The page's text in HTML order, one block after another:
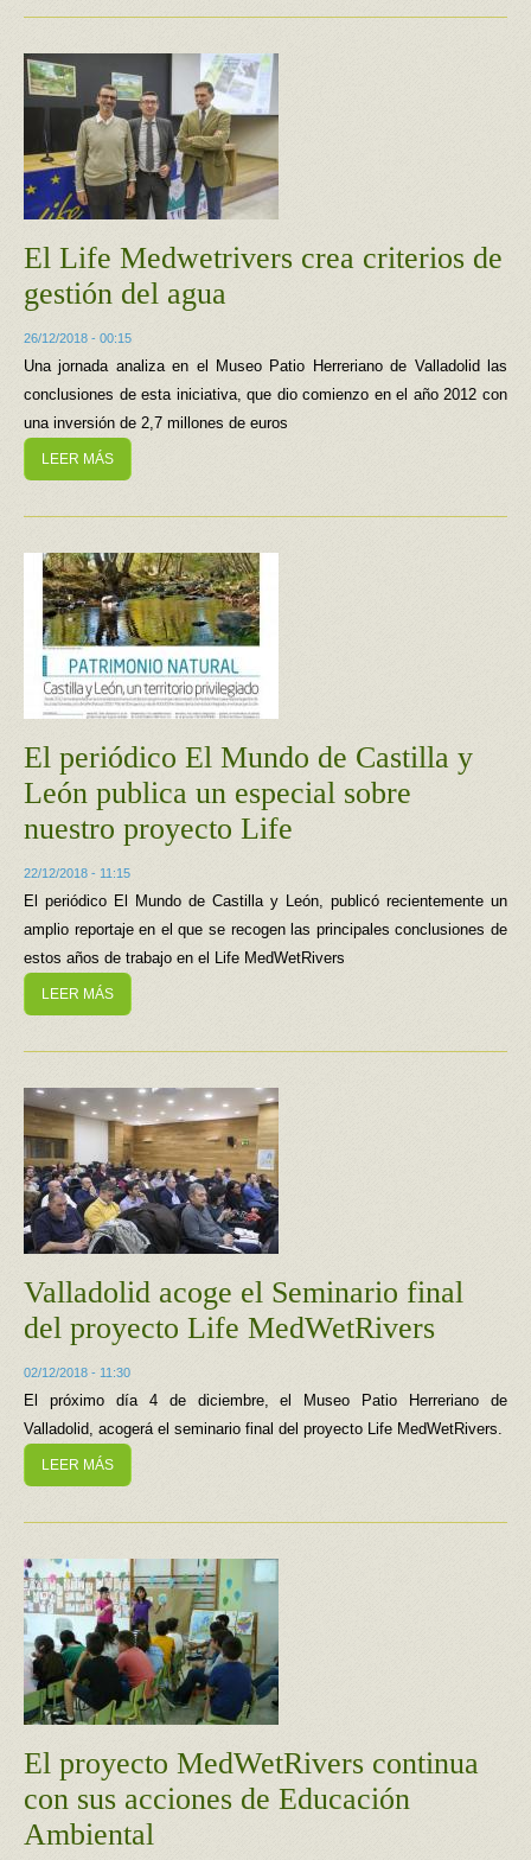
El Life Medwetrivers crea criterios de
gestión del agua
26/12/2018 - 00:15
Una jornada analiza en el Museo Patio Herreriano de Valladolid las
conclusiones de esta iniciativa, que dio comienzo en el año 2012 con
una inversión de 2,7 millones de euros
LEER MÁS
El periódico El Mundo de Castilla y
León publica un especial sobre
nuestro proyecto Life
22/12/2018 - 11:15
El periódico El Mundo de Castilla y León, publicó recientemente un
amplio reportaje en el que se recogen las principales conclusiones de
estos años de trabajo en el Life MedWetRivers
LEER MÁS
Valladolid acoge el Seminario final
del proyecto Life MedWetRivers
02/12/2018 - 11:30
El próximo día 4 de diciembre, el Museo Patio Herreriano de
Valladolid, acogerá el seminario final del proyecto Life MedWetRivers.
LEER MÁS
El proyecto MedWetRivers continua
con sus acciones de Educación
Ambiental